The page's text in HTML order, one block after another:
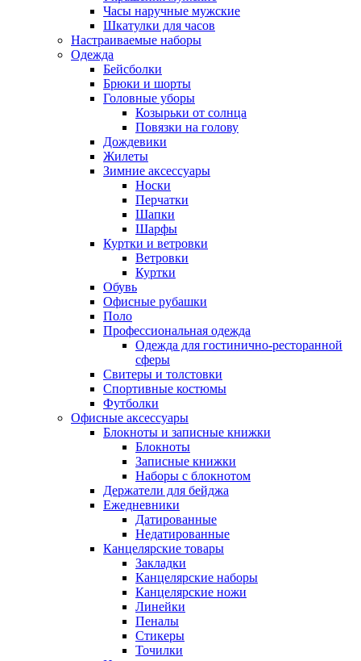
Часы наручные мужские
Шкатулки для часов
Настраиваемые наборы
Одежда
Бейсболки
Брюки и шорты
Головные уборы
Козырьки от солнца
Повязки на голову
Дождевики
Жилеты
Зимние аксессуары
Носки
Перчатки
Шапки
Шарфы
Куртки и ветровки
Ветровки
Куртки
Обувь
Офисные рубашки
Поло
Профессиональная одежда
Одежда для гостинично-ресторанной
сферы
Свитеры и толстовки
Спортивные костюмы
Футболки
Офисные аксессуары
Блокноты и записные книжки
Блокноты
Записные книжки
Наборы с блокнотом
Держатели для бейджа
Ежедневники
Датированные
Недатированные
Канцелярские товары
Закладки
Канцелярские наборы
Канцелярские ножи
Линейки
Пеналы
Стикеры
Точилки